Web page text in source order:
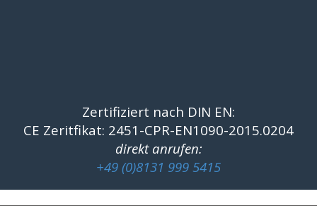
Zertifiziert nach DIN EN:
CE Zeritfikat: 2451-CPR-EN1090-2015.0204
direkt anrufen:
+49 (0)8131 999 5415